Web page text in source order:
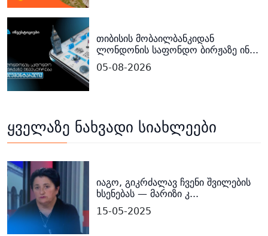
თიბისის მობაილბანკიდან
ლონდონის საფონდო ბირჟაზე ინ...
05-08-2026
ყველაზე ნახვადი სიახლეები
იაგო, გიკრძალავ ჩვენი შვილების
ხსენებას — მარიზი კ...
15-05-2025